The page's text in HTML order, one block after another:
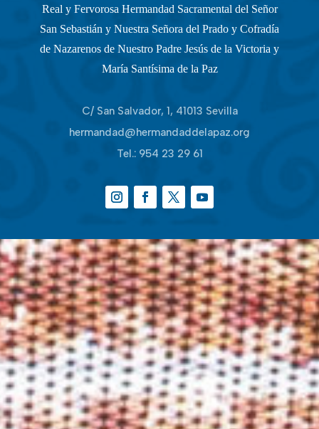
Real y Fervorosa Hermandad Sacramental del Señor
San Sebastián y Nuestra Señora del Prado y Cofradía
de Nazarenos de Nuestro Padre Jesús de la Victoria y
María Santísima de la Paz
C/ San Salvador, 1, 41013 Sevilla
hermandad@hermandaddelapaz.org
Tel.: 954 23 29 61